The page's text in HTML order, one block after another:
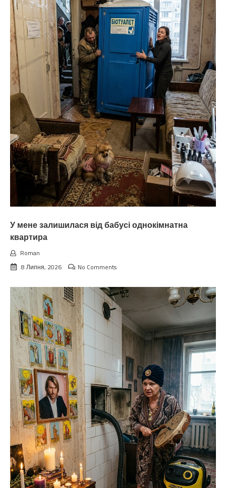
У мене залишилася від бабусі однокімнатна
квартира
Roman
8 Липня, 2026
No Comments